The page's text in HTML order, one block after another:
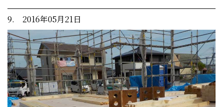
9. 2016年05月21日